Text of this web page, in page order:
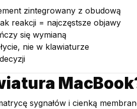
zintegrowany z obudową
reakcji = najczęstsze objawy
się wymianą
nie w klawiaturze
sygnałów i cienką